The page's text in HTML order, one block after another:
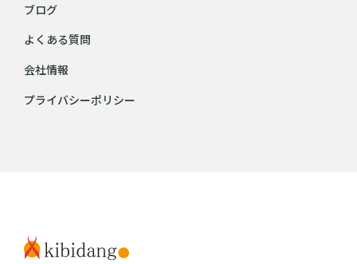
ブログ
よくある質問
会社情報
プライバシーポリシー